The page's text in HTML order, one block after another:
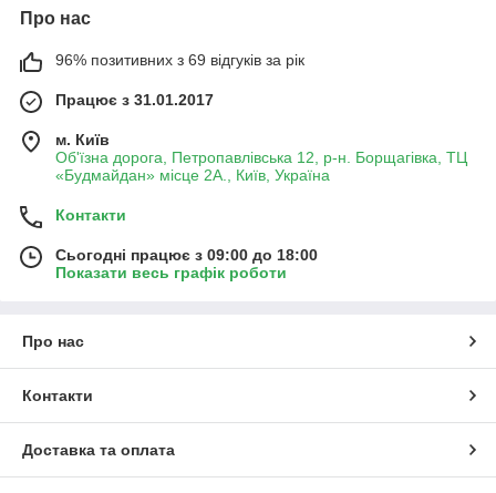
Про нас
96% позитивних з 69 відгуків за рік
Працює з 31.01.2017
м. Київ
Об'їзна дорога, Петропавлівська 12, р-н. Борщагівка, ТЦ
«Будмайдан» місце 2А., Київ, Україна
Контакти
Сьогодні працює з 09:00 до 18:00
Показати весь графік роботи
Про нас
Контакти
Доставка та оплата